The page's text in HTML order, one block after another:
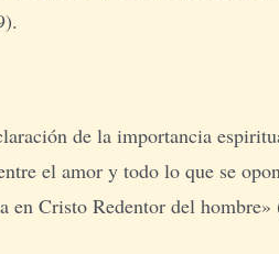
de la importancia
el amor y todo lo que se
en Cristo Redentor del